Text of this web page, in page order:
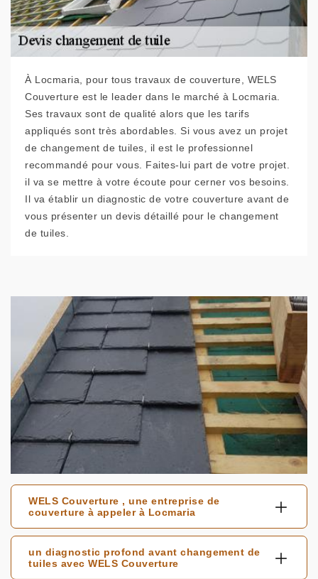
À Locmaria, pour tous travaux de couverture, WELS
Couverture est le leader dans le marché à Locmaria.
Ses travaux sont de qualité alors que les tarifs
appliqués sont très abordables. Si vous avez un projet
de changement de tuiles, il est le professionnel
recommandé pour vous. Faites-lui part de votre projet.
il va se mettre à votre écoute pour cerner vos besoins.
Il va établir un diagnostic de votre couverture avant de
vous présenter un devis détaillé pour le changement
de tuiles.
WELS Couverture , une entreprise de
couverture à appeler à Locmaria
un diagnostic profond avant changement de
tuiles avec WELS Couverture